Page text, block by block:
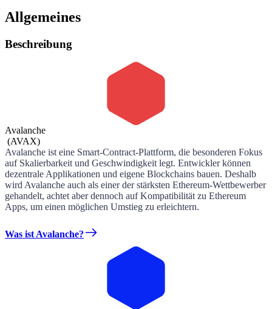
Allgemeines
Beschreibung
Avalanche
(AVAX)
Avalanche ist eine Smart-Contract-Plattform, die besonderen Fokus
auf Skalierbarkeit und Geschwindigkeit legt. Entwickler können
dezentrale Applikationen und eigene Blockchains bauen. Deshalb
wird Avalanche auch als einer der stärksten Ethereum-Wettbewerber
gehandelt, achtet aber dennoch auf Kompatibilität zu Ethereum
Apps, um einen möglichen Umstieg zu erleichtern.
Was ist Avalanche?